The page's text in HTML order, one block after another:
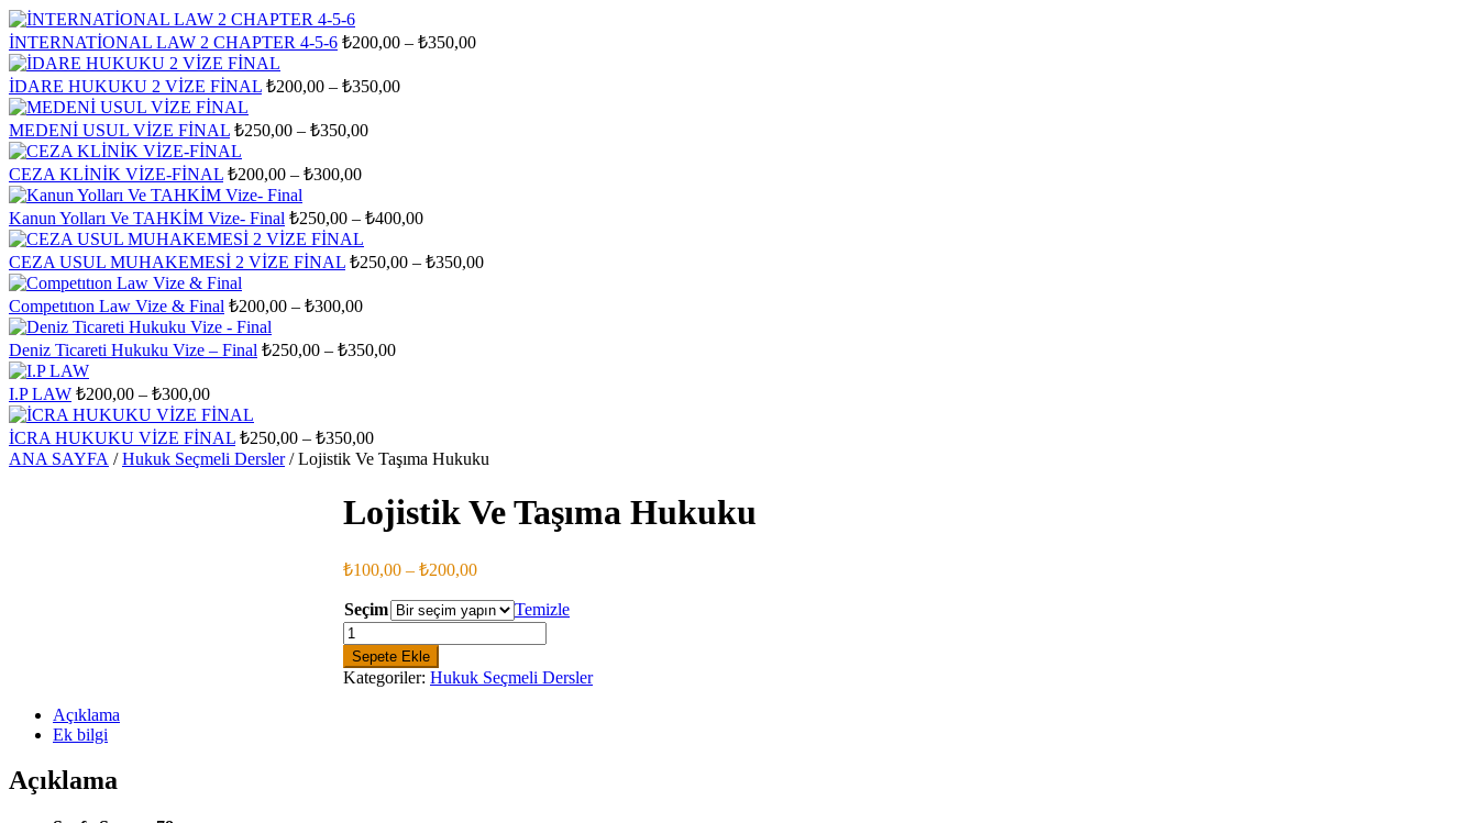
İNTERNATİONAL LAW 2 CHAPTER 4-5-6 ₺200,00 – ₺350,00Fiyat
İDARE HUKUKU 2 VİZE FİNAL ₺200,00 – ₺350,00Fiyat
MEDENİ USUL VİZE FİNAL ₺250,00 – ₺350,00Fiyat
₺350,00
CEZA KLİNİK VİZE-FİNAL ₺200,00 – ₺300,00Fiyat
₺200,00
₺300,00
Kanun Yolları Ve TAHKİM Vize- Final ₺250,00 – ₺400,00Fiyat
₺250,00
CEZA USUL MUHAKEMESİ 2 VİZE FİNAL ₺250,00 – ₺350,00Fiyat
Competıtıon Law Vize & Final ₺200,00 – ₺300,00Fiyat
₺200,00
Deniz Ticareti Hukuku Vize – Final ₺250,00 – ₺350,00Fiyat
I.P LAW ₺200,00 – ₺300,00Fiyat
aralığı:
₺200,00
-
İCRA HUKUKU VİZE FİNAL ₺250,00 – ₺350,00Fiyat
aralığı:
₺350,00
ANA SAYFA /Hukuk Seçmeli Dersler/ Lojistik Ve Taşıma Hukuku
Lojistik Ve Taşıma Hukuku
₺100,00 – ₺200,00Fiyat
₺100,00
-
Seçim
Temizle
Lojistik
Ve
Taşıma
Hukuku
Sepete Ekle
Kategoriler: Hukuk Seçmeli Dersler
Açıklama
Ek bilgi
Açıklama